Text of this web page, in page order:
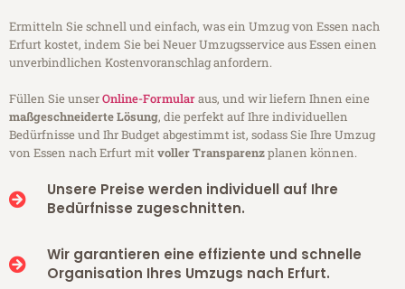
Ermitteln Sie schnell und einfach, was ein Umzug von Essen nach
Erfurt kostet, indem Sie bei Neuer Umzugsservice aus Essen einen
unverbindlichen Kostenvoranschlag anfordern.
Füllen Sie unserOnline-Formularaus, und wir liefern Ihnen eine
maßgeschneiderte Lösung, die perfekt auf Ihre individuellen
Bedürfnisse und Ihr Budget abgestimmt ist, sodass Sie Ihre Umzug
von Essen nach Erfurt mitvoller Transparenzplanen können.
Unsere Preise werden individuell auf Ihre
Bedürfnisse zugeschnitten.
Wir garantieren eine effiziente und schnelle
Organisation Ihres Umzugs nach Erfurt.